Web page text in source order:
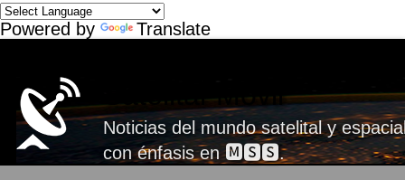
Powered by Translate
Satelital-Móvil
Noticias del mundo satelital y
con énfasis en 🅼🆂🆂.